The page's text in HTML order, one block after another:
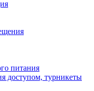
питания
доступом, турникеты